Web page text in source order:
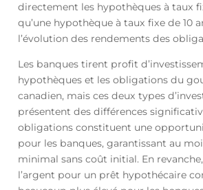
directement les hypothèques à taux
qu’une hypothèque à taux fixe de 10
l’évolution des rendements des
Les banques tirent profit
hypothèques et les obligations du
canadien, mais ces deux types
présentent des différences
obligations constituent une
pour les banques, garantissant au
minimal sans coût initial. En
l’argent pour un prêt hypothécaire